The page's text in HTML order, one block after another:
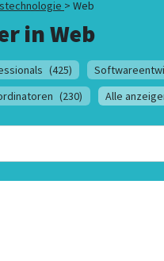
> Web
inWeb
(425)
(230) Alle